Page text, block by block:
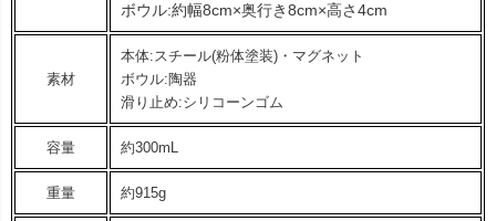
ボウル:約幅8cm×奥行き8cm×高さ4cm
素材
本体:スチール(粉体塗装)・マグネット
ボウル:陶器
滑り止め:シリコーンゴム
容量 約300mL
重量 約915g